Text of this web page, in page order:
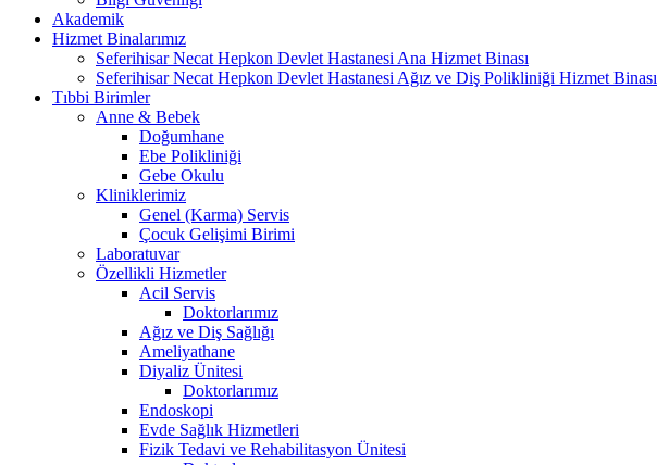
Akademik
Hizmet Binalarımız
Seferihisar Necat Hepkon Devlet Hastanesi Ana Hizmet Binası
Seferihisar Necat Hepkon Devlet Hastanesi Ağız ve Diş Polikliniği Hizmet Binası
Tıbbi Birimler
Anne & Bebek
Doğumhane
Ebe Polikliniği
Gebe Okulu
Kliniklerimiz
Genel (Karma) Servis
Çocuk Gelişimi Birimi
Laboratuvar
Özellikli Hizmetler
Acil Servis
Doktorlarımız
Ağız ve Diş Sağlığı
Ameliyathane
Diyaliz Ünitesi
Doktorlarımız
Endoskopi
Evde Sağlık Hizmetleri
Fizik Tedavi ve Rehabilitasyon Ünitesi